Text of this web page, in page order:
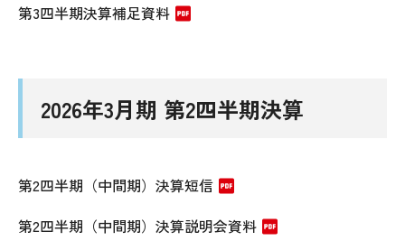
第3四半期決算補足資料
2026年3月期 第2四半期決算
第2四半期（中間期）決算短信
第2四半期（中間期）決算説明会資料